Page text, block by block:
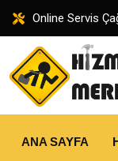
Online Servis
ANA SAYFA